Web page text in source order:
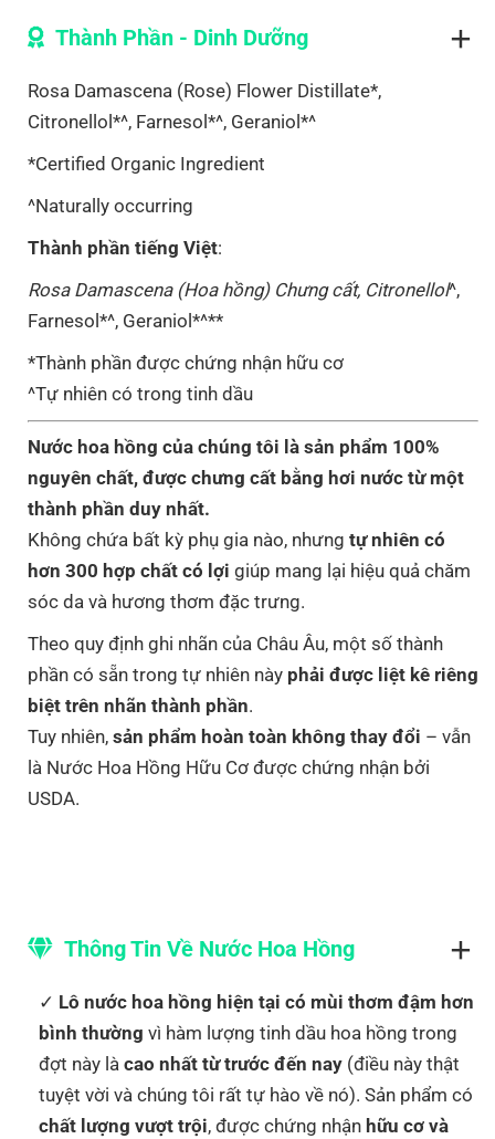
Thành Phần - Dinh Dưỡng
Rosa Damascena (Rose) Flower Distillate*,
Citronellol*^, Farnesol*^, Geraniol*^
*Certified Organic Ingredient
^Naturally occurring
Thành phần tiếng Việt:
Rosa Damascena (Hoa hồng) Chưng cất, Citronellol^,
Farnesol*^, Geraniol*^**
*Thành phần được chứng nhận hữu cơ
^Tự nhiên có trong tinh dầu
Nước hoa hồng của chúng tôi là sản phẩm 100%
nguyên chất, được chưng cất bằng hơi nước từ một
thành phần duy nhất.
Không chứa bất kỳ phụ gia nào, nhưng tự nhiên có
hơn 300 hợp chất có lợi giúp mang lại hiệu quả chăm
sóc da và hương thơm đặc trưng.
Theo quy định ghi nhãn của Châu Âu, một số thành
phần có sẵn trong tự nhiên này phải được liệt kê riêng
biệt trên nhãn thành phần.
Tuy nhiên, sản phẩm hoàn toàn không thay đổi – vẫn
là Nước Hoa Hồng Hữu Cơ được chứng nhận bởi
USDA.
Thông Tin Về Nước Hoa Hồng
Lô nước hoa hồng hiện tại có mùi thơm đậm hơn
bình thường vì hàm lượng tinh dầu hoa hồng trong
đợt này là cao nhất từ trước đến nay (điều này thật
tuyệt vời và chúng tôi rất tự hào về nó). Sản phẩm có
chất lượng vượt trội, được chứng nhận hữu cơ và